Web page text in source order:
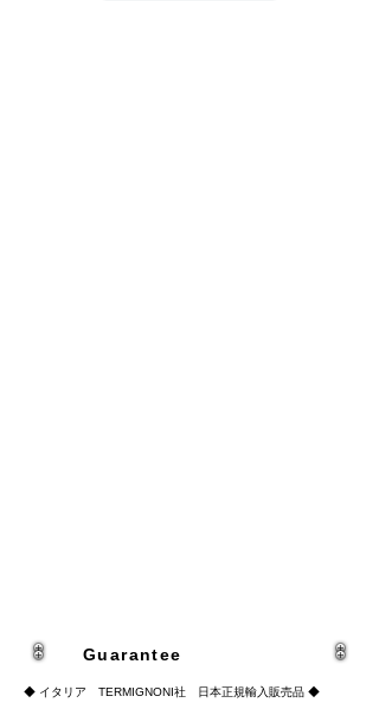
Guarantee
◆ イタリア TERMIGNONI社 日本正規輸入販売品 ◆